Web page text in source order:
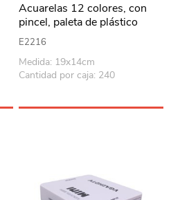
Acuarelas 12 colores, con
pincel, paleta de plástico
E2216
Medida: 19x14cm
Cantidad por caja: 240